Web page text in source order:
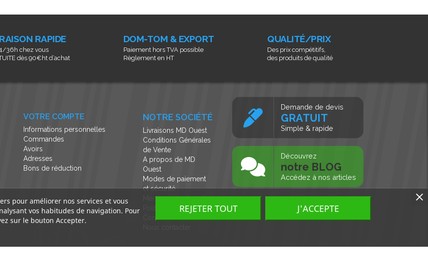
RAPIDE
36h chez vous
dès 90€ht d’achat
DOM-TOM & EXPORT
Paiement hors TVA possible
Règlement en HT
QUALITÉ/PRIX
Des prix compétitifs,
des produits de qualité
NOTRE SOCIÉTÉ
Livraisons MD Ouest
Conditions Générales
de Vente
A propos de MD
Ouest
Modes de paiement
et sécurité
Mentions légales et
Politique de
VOTRE COMPTE
Informations personnelles
Commandes
Avoirs
Adresses
Bons de réduction
Demande de devis
GRATUIT
Simple & rapide
Découvrez
notre BLOG
Accédez à nos articles
pour améliorer nos services et vous
vos habitudes de navigation. Pour
sur le bouton Accepter.
REJETER TOUT J'ACCEPTE